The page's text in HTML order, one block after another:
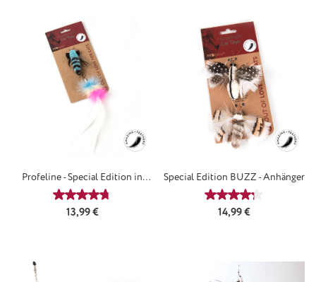
Profeline - Special Edition in
BLUE - AnhängerDurchschnittliche Bewertung von 4.67 von 5 Sternen
Regulärer Preis:
13,99 €
Special Edition BUZZ - Anhänger
Durchschnittliche
Regulärer Preis:
14,99 €